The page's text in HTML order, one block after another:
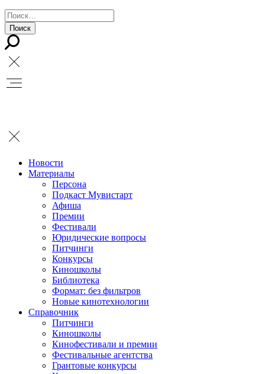
Новости
Материалы
Персона
Подкаст Мувистарт
Афиша
Премии
Фестивали
Юридические вопросы
Питчинги
Конкурсы
Киношколы
Библиотека
Формат: без фильтров
Новые кинотехнологии
Справочник
Питчинги
Киношколы
Кинофестивали и премии
Фестивальные агентства
Грантовые конкурсы